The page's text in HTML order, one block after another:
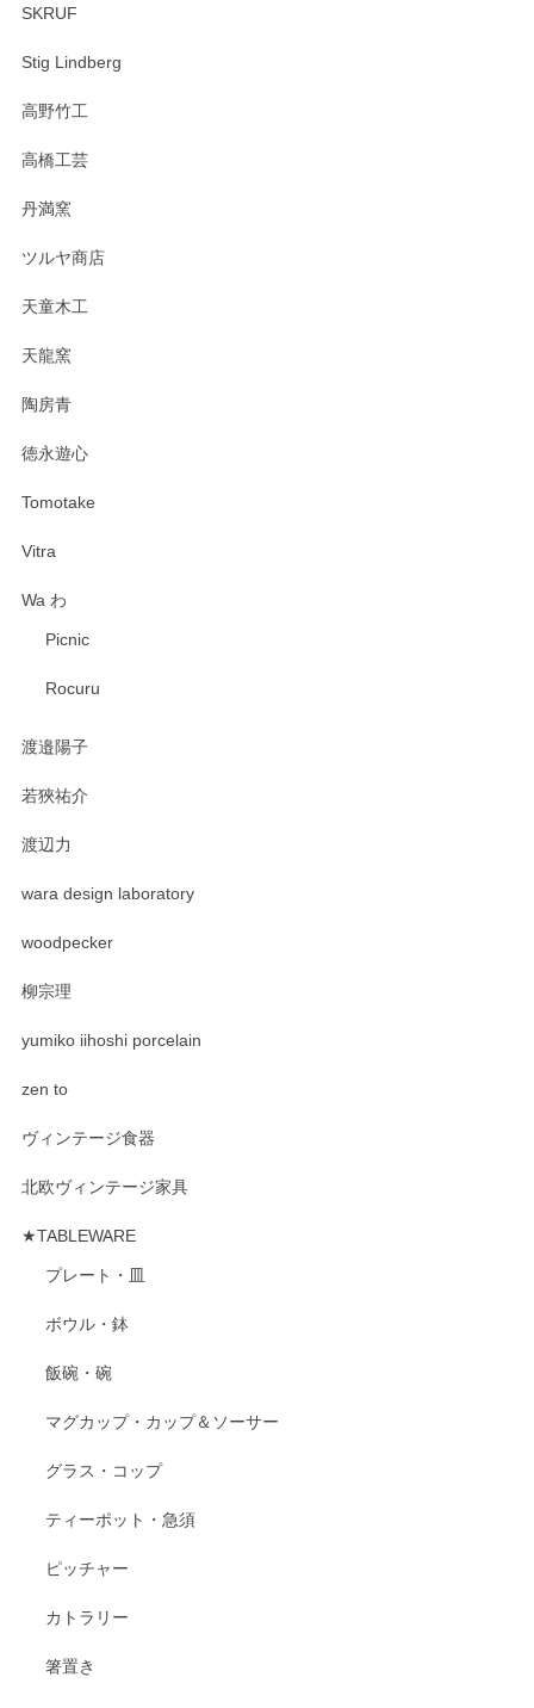
SKRUF
Stig Lindberg
高野竹工
高橋工芸
丹満窯
ツルヤ商店
天童木工
天龍窯
陶房青
徳永遊心
Tomotake
Vitra
Wa わ
Picnic
Rocuru
渡邉陽子
若狹祐介
渡辺力
wara design laboratory
woodpecker
柳宗理
yumiko iihoshi porcelain
zen to
ヴィンテージ食器
北欧ヴィンテージ家具
★TABLEWARE
プレート・皿
ボウル・鉢
飯碗・碗
マグカップ・カップ＆ソーサー
グラス・コップ
ティーポット・急須
ピッチャー
カトラリー
箸置き